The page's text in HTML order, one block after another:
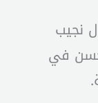
نجيب
حسن في